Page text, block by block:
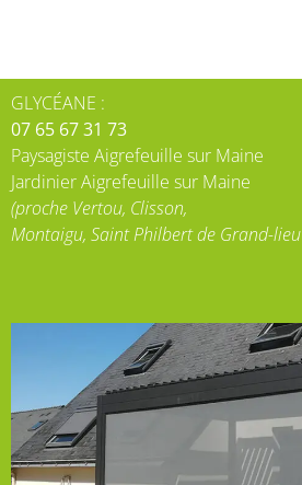
GLYCÉANE :
07 65 67 31 73
Paysagiste Aigrefeuille sur Maine
Jardinier Aigrefeuille sur Maine
(proche Vertou, Clisson,
Montaigu, Saint Philbert de Grand-